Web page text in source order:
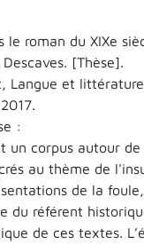
le roman du XIXe
[Thèse].
Langue et
:
un corpus autour de
au thème de
de la
du référent
de ces textes.